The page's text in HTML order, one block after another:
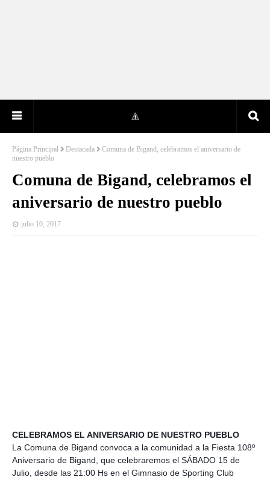
Página Principal Destacada
Comuna de Bigand, celebramos el aniversario de
nuestro pueblo
Comuna de Bigand, celebramos el
aniversario de nuestro pueblo
julio 10, 2017
CELEBRAMOS EL ANIVERSARIO DE NUESTRO PUEBLO
La Comuna de Bigand convoca a la comunidad a la Fiesta 108º
Aniversario de Bigand, que celebraremos el SÁBADO 15 de
Julio, desde las 21:00 Hs en el Gimnasio de Sporting Club